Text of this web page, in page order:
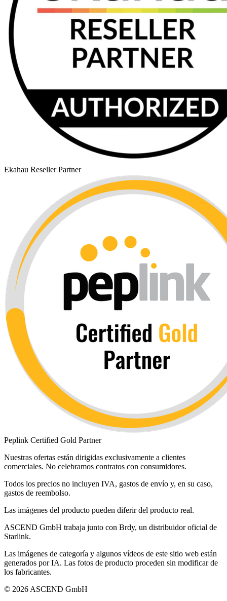
Ekahau Reseller Partner
Peplink Certified Gold Partner
Nuestras ofertas están dirigidas exclusivamente a clientes
comerciales. No celebramos contratos con consumidores.
Todos los precios no incluyen IVA, gastos de envío y, en su caso,
gastos de reembolso.
Las imágenes del producto pueden diferir del producto real.
ASCEND GmbH trabaja junto con Brdy, un distribuidor oficial de
Starlink.
Las imágenes de categoría y algunos vídeos de este sitio web están
generados por IA. Las fotos de producto proceden sin modificar de
los fabricantes.
© 2026 ASCEND GmbH